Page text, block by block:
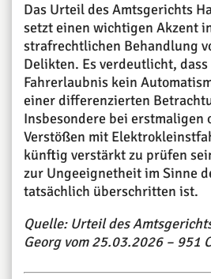
Das Urteil des Amtsgerichts
setzt einen wichtigen Akzent
strafrechtlichen Behandlung
Delikten. Es verdeutlicht,
Fahrerlaubnis kein
einer differenzierten
Insbesondere bei
Verstößen mit
künftig verstärkt zu prüfen
zur Ungeeignetheit im Sinne
tatsächlich überschritten ist.
Quelle: Urteil des
Georg vom 25.03.2026 – 951